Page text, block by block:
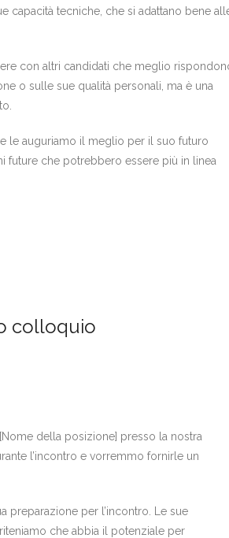
capacità tecniche, che si adattano bene
con altri candidati che meglio
o sulle sue qualità personali, ma è una
le auguriamo il meglio per il suo futuro
future che potrebbero essere più in linea
colloquio
della posizione] presso la nostra
l’incontro e vorremmo fornirle un
preparazione per l’incontro. Le sue
che abbia il potenziale per